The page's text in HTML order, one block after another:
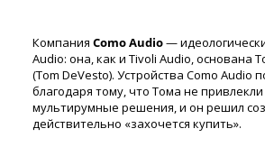
Компания Como Audio—
Audio: она, как и Tivoli Audio, основана
(Tom DeVesto). Устройства Como Audio
благодаря тому, что Тома не
мультирумные решения, и он решил
действительно «захочется купить».